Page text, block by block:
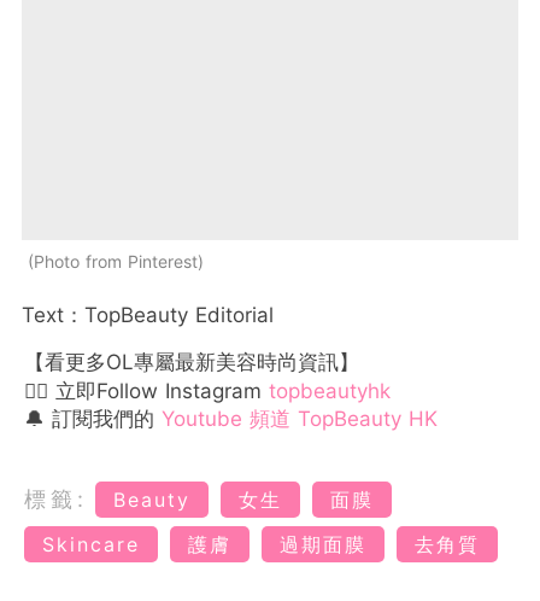
Photo from Pinterest
Text：TopBeauty Editorial
【看更多OL專屬最新美容時尚資訊】
👉🏻 立即Follow Instagram topbeautyhk
🔔 訂閱我們的 Youtube 頻道 TopBeauty HK
標籤: Beauty 女生
面膜
Skincare
護膚 過期面膜 去角質